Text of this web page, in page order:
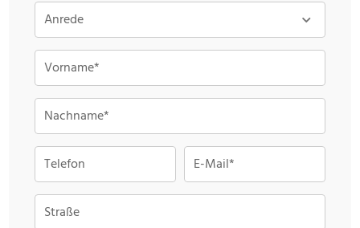
Anrede
Vorname*
Nachname*
Telefon E-Mail*
Straße